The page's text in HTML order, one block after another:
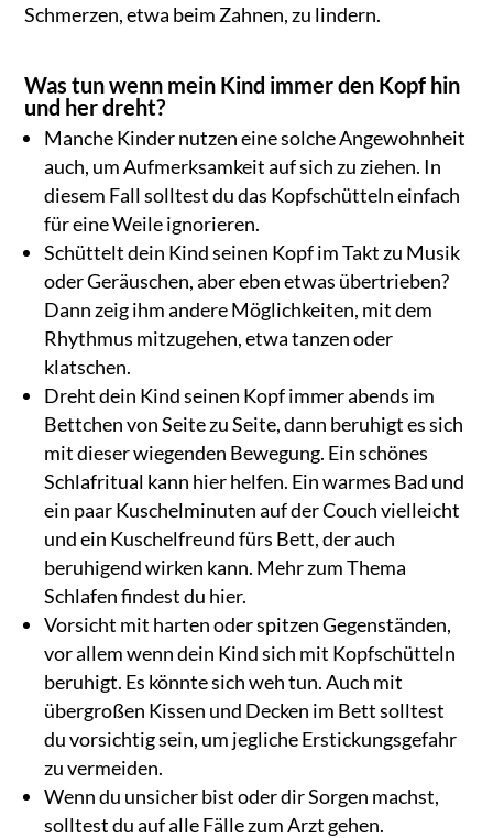
Schmerzen, etwa beim Zahnen, zu lindern.
Was tun wenn mein Kind immer den Kopf hin
und her dreht?
Manche Kinder nutzen eine solche Angewohnheit
auch, um Aufmerksamkeit auf sich zu ziehen. In
diesem Fall solltest du das Kopfschütteln einfach
für eine Weile ignorieren.
Schüttelt dein Kind seinen Kopf im Takt zu Musik
oder Geräuschen, aber eben etwas übertrieben?
Dann zeig ihm andere Möglichkeiten, mit dem
Rhythmus mitzugehen, etwa tanzen oder
klatschen.
Dreht dein Kind seinen Kopf immer abends im
Bettchen von Seite zu Seite, dann beruhigt es sich
mit dieser wiegenden Bewegung. Ein schönes
Schlafritual kann hier helfen. Ein warmes Bad und
ein paar Kuschelminuten auf der Couch vielleicht
und ein Kuschelfreund fürs Bett, der auch
beruhigend wirken kann. Mehr zum Thema
Schlafen findest du hier.
Vorsicht mit harten oder spitzen Gegenständen,
vor allem wenn dein Kind sich mit Kopfschütteln
beruhigt. Es könnte sich weh tun. Auch mit
übergroßen Kissen und Decken im Bett solltest
du vorsichtig sein, um jegliche Erstickungsgefahr
zu vermeiden.
Wenn du unsicher bist oder dir Sorgen machst,
solltest du auf alle Fälle zum Arzt gehen.